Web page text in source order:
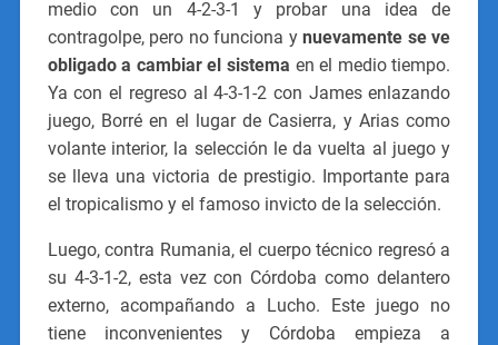
medio con un 4-2-3-1 y probar una idea de
contragolpe, pero no funciona ynuevamente se ve
obligado a cambiar el sistema en el medio tiempo.
Ya con el regreso al 4-3-1-2 con James enlazando
juego, Borré en el lugar de Casierra, y Arias como
volante interior, la selección le da vuelta al juego y
se lleva una victoria de prestigio. Importante para
el tropicalismo y el famoso invicto de la selección.
Luego, contra Rumania, el cuerpo técnico regresó a
su 4-3-1-2, esta vez con Córdoba como delantero
externo, acompañando a Lucho. Este juego no
tiene inconvenientes y Córdoba empieza a